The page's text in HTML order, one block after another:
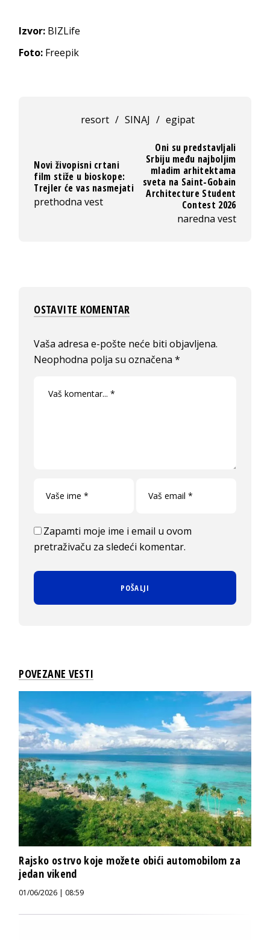
Izvor: BIZLife
Foto: Freepik
resort / SINAJ / egipat
Novi živopisni crtani
film stiže u bioskope:
Trejler će vas nasmejati
prethodna vest
Oni su predstavljali
Srbiju među najboljim
mladim arhitektama
sveta na Saint-Gobain
Architecture Student
Contest 2026
naredna vest
OSTAVITE KOMENTAR
Vaša adresa e-pošte neće biti objavljena.
Neophodna polja su označena*
Zapamti moje ime i email u ovom
pretraživaču za sledeći komentar.
POVEZANE VESTI
Rajsko ostrvo koje možete obići automobilom za
jedan vikend
01/06/2026 | 08:59